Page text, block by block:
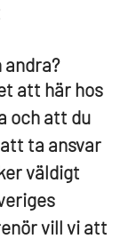
andra?
att här hos
och att du
ta ansvar
väldigt
vill vi att